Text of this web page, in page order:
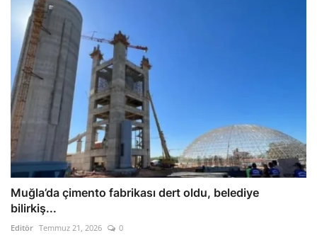
Muğla’da çimento fabrikası dert oldu, belediye
bilirkiş...
Editör Temmuz 21, 2026 0